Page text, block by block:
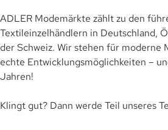
ADLER Modemärkte zählt zu den
Textileinzelhändlern in Deutschland,
der Schweiz. Wir stehen für moderne
echte Entwicklungsmöglichkeiten –
Jahren!
Klingt gut? Dann werde Teil unseres